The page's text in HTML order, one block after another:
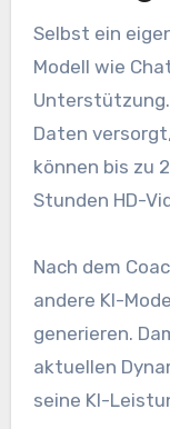
Selbst ein
Modell wie
Daten
können bis zu
Stunden HD-
Nach dem
andere KI-
generieren.
aktuellen
seine KI-